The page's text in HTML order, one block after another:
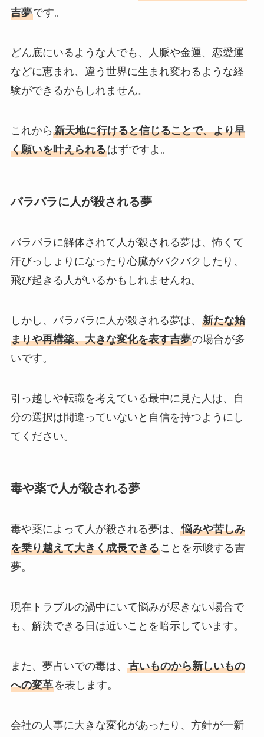
吉夢です。
どん底にいるような人でも、人脈や金運、恋愛運
などに恵まれ、違う世界に生まれ変わるような経
験ができるかもしれません。
これから 新天地に行けると信じることで、より早
く願いを叶えられるはずですよ。
バラバラに人が殺される夢
バラバラに解体されて人が殺される夢は、怖くて
汗びっしょりになったり心臓がバクバクしたり、
飛び起きる人がいるかもしれませんね。
しかし、バラバラに人が殺される夢は、 新たな始
まりや再構築、大きな変化を表す吉夢の場合が多
いです。
引っ越しや転職を考えている最中に見た人は、自
分の選択は間違っていないと自信を持つようにし
てください。
毒や薬で人が殺される夢
毒や薬によって人が殺される夢は、 悩みや苦しみ
を乗り越えて大きく成長できることを示唆する吉
夢。
現在トラブルの渦中にいて悩みが尽きない場合で
も、解決できる日は近いことを暗示しています。
また、夢占いでの毒は、 古いものから新しいもの
への変革を表します。
会社の人事に大きな変化があったり、方針が一新